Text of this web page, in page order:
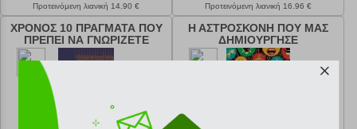
Προτεινόμενη λιανική 14.90 €
Προτεινόμενη λιανική 16.96 €
ΧΡΟΝΟΣ 10 ΠΡΑΓΜΑΤΑ ΠΟΥ
ΠΡΕΠΕΙ ΝΑ ΓΝΩΡΙΖΕΤΕ
Η ΑΣΤΡΟΣΚΟΝΗ ΠΟΥ ΜΑΣ
ΔΗΜΙΟΥΡΓΗΣΕ